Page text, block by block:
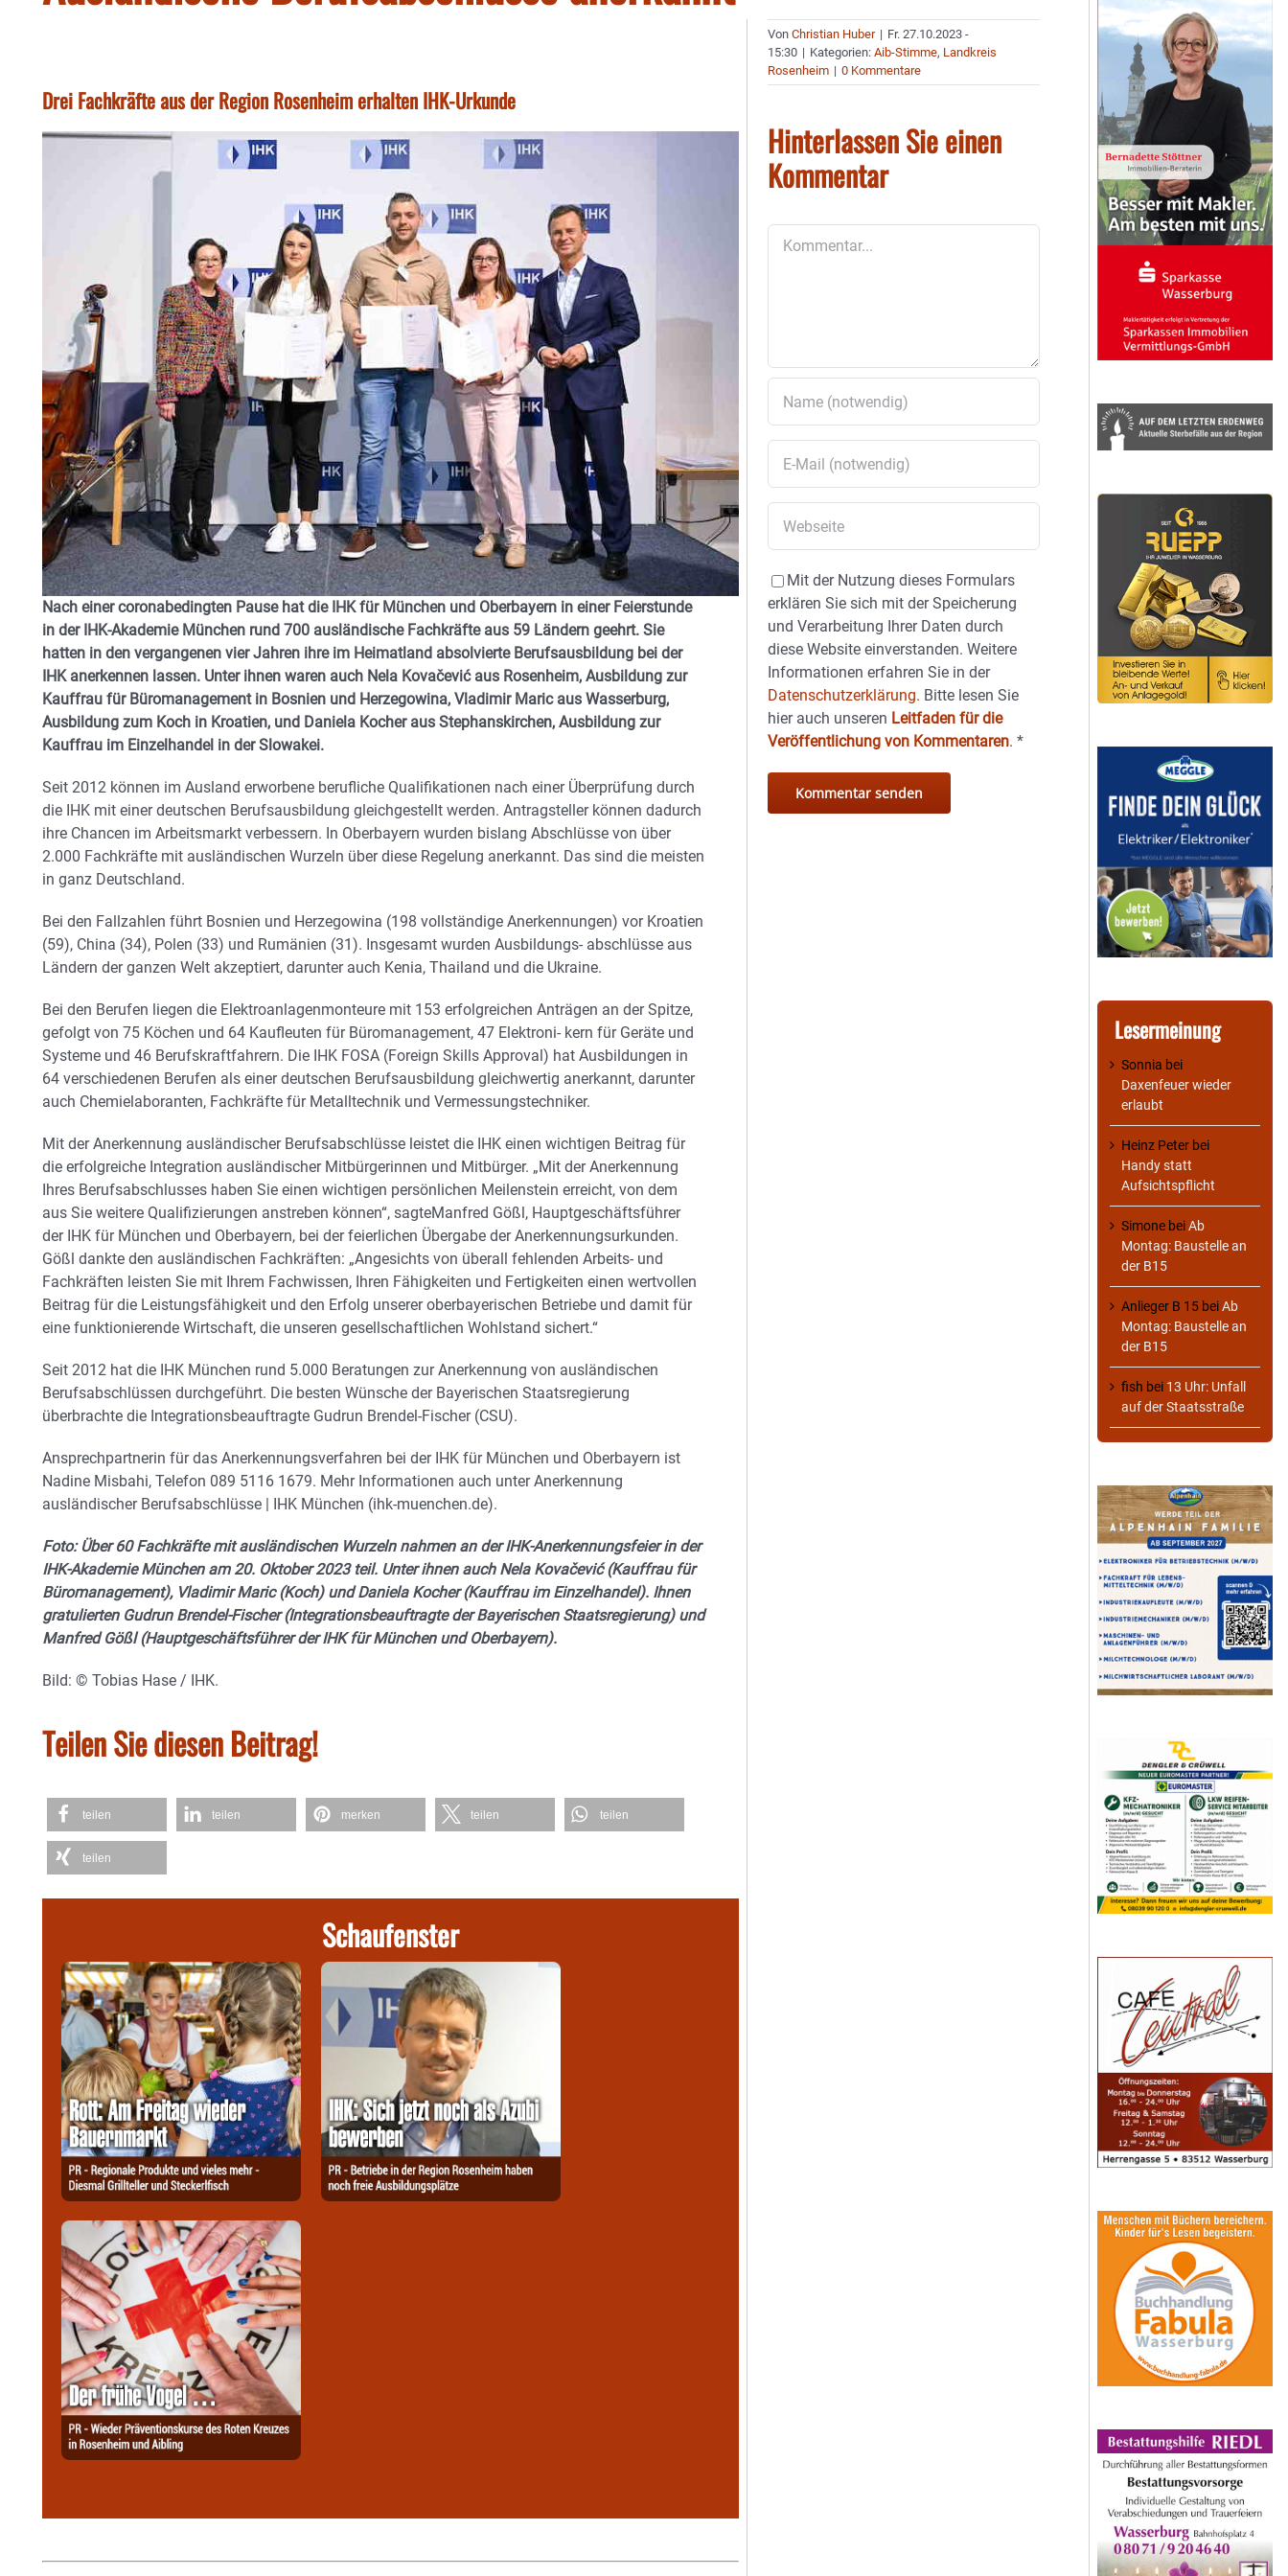
Drei Fachkräfte aus der Region Rosenheim erhalten IHK-Urkunde
Nach einer coronabedingten Pause hat die IHK für München und Oberbayern in einer Feierstunde
in der IHK-Akademie München rund 700 ausländische Fachkräfte aus 59 Ländern geehrt. Sie
hatten in den vergangenen vier Jahren ihre im Heimatland absolvierte Berufsausbildung bei der
IHK anerkennen lassen. Unter ihnen waren auch Nela Kovačević aus Rosenheim, Ausbildung zur
Kauffrau für Büromanagement in Bosnien und Herzegowina, Vladimir Maric aus Wasserburg,
Ausbildung zum Koch in Kroatien, und Daniela Kocher aus Stephanskirchen, Ausbildung zur
Kauffrau im Einzelhandel in der Slowakei.
Seit 2012 können im Ausland erworbene berufliche Qualifikationen nach einer Überprüfung durch
die IHK mit einer deutschen Berufsausbildung gleichgestellt werden. Antragsteller können dadurch
ihre Chancen im Arbeitsmarkt verbessern. In Oberbayern wurden bislang Abschlüsse von über
2.000 Fachkräfte mit ausländischen Wurzeln über diese Regelung anerkannt. Das sind die meisten
in ganz Deutschland.
Bei den Fallzahlen führt Bosnien und Herzegowina (198 vollständige Anerkennungen) vor Kroatien
(59), China (34), Polen (33) und Rumänien (31). Insgesamt wurden Ausbildungs- abschlüsse aus
Ländern der ganzen Welt akzeptiert, darunter auch Kenia, Thailand und die Ukraine.
Bei den Berufen liegen die Elektroanlagenmonteure mit 153 erfolgreichen Anträgen an der Spitze,
gefolgt von 75 Köchen und 64 Kaufleuten für Büromanagement, 47 Elektroni- kern für Geräte und
Systeme und 46 Berufskraftfahrern. Die IHK FOSA (Foreign Skills Approval) hat Ausbildungen in
64 verschiedenen Berufen als einer deutschen Berufsausbildung gleichwertig anerkannt, darunter
auch Chemielaboranten, Fachkräfte für Metalltechnik und Vermessungstechniker.
Mit der Anerkennung ausländischer Berufsabschlüsse leistet die IHK einen wichtigen Beitrag für
die erfolgreiche Integration ausländischer Mitbürgerinnen und Mitbürger. „Mit der Anerkennung
Ihres Berufsabschlusses haben Sie einen wichtigen persönlichen Meilenstein erreicht, von dem
aus Sie weitere Qualifizierungen anstreben können“, sagteManfred Gößl, Hauptgeschäftsführer
der IHK für München und Oberbayern, bei der feierlichen Übergabe der Anerkennungsurkunden.
Gößl dankte den ausländischen Fachkräften: „Angesichts von überall fehlenden Arbeits- und
Fachkräften leisten Sie mit Ihrem Fachwissen, Ihren Fähigkeiten und Fertigkeiten einen wertvollen
Beitrag für die Leistungsfähigkeit und den Erfolg unserer oberbayerischen Betriebe und damit für
eine funktionierende Wirtschaft, die unseren gesellschaftlichen Wohlstand sichert.“
Seit 2012 hat die IHK München rund 5.000 Beratungen zur Anerkennung von ausländischen
Berufsabschlüssen durchgeführt. Die besten Wünsche der Bayerischen Staatsregierung
überbrachte die Integrationsbeauftragte Gudrun Brendel-Fischer (CSU).
Ansprechpartnerin für das Anerkennungsverfahren bei der IHK für München und Oberbayern ist
Nadine Misbahi, Telefon 089 5116 1679. Mehr Informationen auch unter Anerkennung
ausländischer Berufsabschlüsse | IHK München (ihk-muenchen.de).
Foto: Über 60 Fachkräfte mit ausländischen Wurzeln nahmen an der IHK-Anerkennungsfeier in der
IHK-Akademie München am 20. Oktober 2023 teil. Unter ihnen auch Nela Kovačević (Kauffrau für
Büromanagement), Vladimir Maric (Koch) und Daniela Kocher (Kauffrau im Einzelhandel). Ihnen
gratulierten Gudrun Brendel-Fischer (Integrationsbeauftragte der Bayerischen Staatsregierung) und
Manfred Gößl (Hauptgeschäftsführer der IHK für München und Oberbayern).
Bild: © Tobias Hase / IHK.
Teilen Sie diesen Beitrag!
teilen teilen merken teilen teilen
teilen
Schaufenster
VonChristian Huber | Fr. 27.10.2023 -
15:30 | Kategorien:Aib-Stimme, Landkreis
Rosenheim | 0 Kommentare
Hinterlassen Sie einen
Kommentar
Mit der Nutzung dieses Formulars
erklären Sie sich mit der Speicherung
und Verarbeitung Ihrer Daten durch
diese Website einverstanden. Weitere
Informationen erfahren Sie in der
Datenschutzerklärung. Bitte lesen Sie
hier auch unseren Leitfaden für die
Veröffentlichung von Kommentaren.*
Lesermeinung
Sonnia bei
Daxenfeuer wieder
erlaubt
Heinz Peter bei
Handy statt
Aufsichtspflicht
Simone beiAb
Montag: Baustelle an
der B15
Anlieger B 15 beiAb
Montag: Baustelle an
der B15
fish bei 13 Uhr: Unfall
auf der Staatsstraße